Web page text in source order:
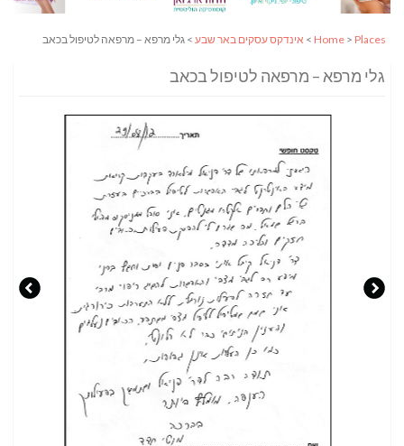
Home > Places
> אינדקס עסקים באר שבע > גלי מרפא – מרפאה לטיפול בכאב
גלי מרפא – מרפאה לטיפול בכאב